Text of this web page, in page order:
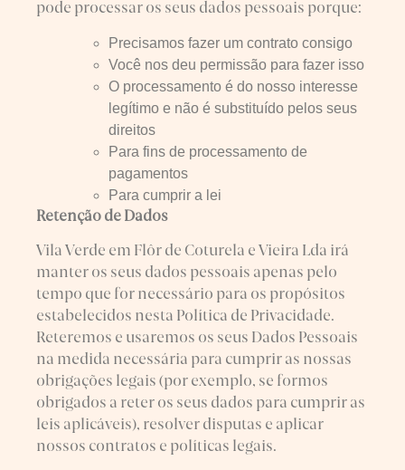
pode processar os seus dados pessoais porque:
Precisamos fazer um contrato consigo
Você nos deu permissão para fazer isso
O processamento é do nosso interesse
legítimo e não é substituído pelos seus
direitos
Para fins de processamento de
pagamentos
Para cumprir a lei
Retenção de Dados
Vila Verde em Flôr de Coturela e Vieira Lda irá
manter os seus dados pessoais apenas pelo
tempo que for necessário para os propósitos
estabelecidos nesta Política de Privacidade.
Reteremos e usaremos os seus Dados Pessoais
na medida necessária para cumprir as nossas
obrigações legais (por exemplo, se formos
obrigados a reter os seus dados para cumprir as
leis aplicáveis), resolver disputas e aplicar
nossos contratos e políticas legais.